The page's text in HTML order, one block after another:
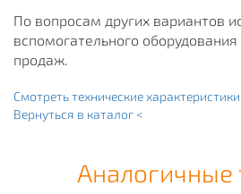
По вопросам других вариантов
вспомогательного
продаж.
Смотреть технические характеристики
Вернуться в каталог <
Аналогичные